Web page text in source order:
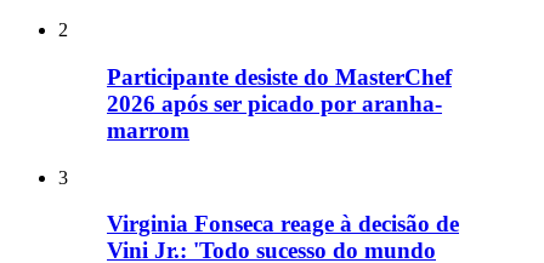
2
Participante desiste do MasterChef
2026 após ser picado por aranha-
marrom
3
Virginia Fonseca reage à decisão de
Vini Jr.: 'Todo sucesso do mundo